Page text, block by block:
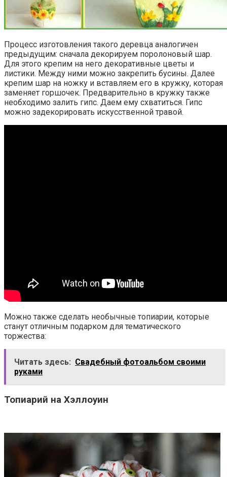
Процесс изготовления такого деревца аналогичен
предыдущим: сначала декорируем поролоновый шар.
Для этого крепим на него декоративные цветы и
листики. Между ними можно закрепить бусины. Далее
крепим шар на ножку и вставляем его в кружку, которая
заменяет горшочек. Предварительно в кружку также
необходимо залить гипс. Даем ему схватиться. Гипс
можно задекорировать искусственной травой.
Можно также сделать необычные топиарии, которые
станут отличным подарком для тематического
торжества:
Читать здесь: Свадебный фотоальбом своими
руками
Топиарий на Хэллоуин